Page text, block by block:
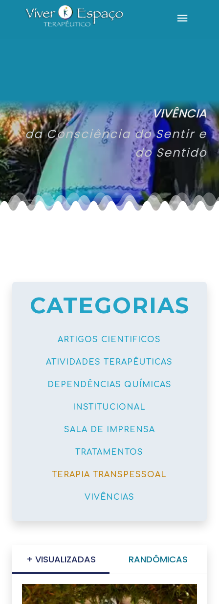
VIVÊNCIA
da Consciência do Sentir e
do Sentido
CATEGORIAS
ARTIGOS CIENTIFICOS
ATIVIDADES TERAPÊUTICAS
DEPENDÊNCIAS QUÍMICAS
INSTITUCIONAL
SALA DE IMPRENSA
TRATAMENTOS
TERAPIA TRANSPESSOAL
VIVÊNCIAS
+ VISUALIZADAS RANDÔMICAS